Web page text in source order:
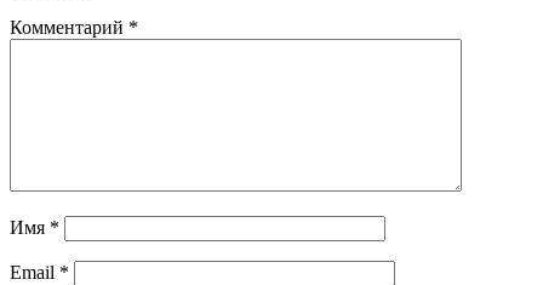
Комментарий *
Имя *
Email *